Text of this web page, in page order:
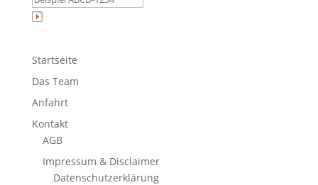
Startseite
Das Team
Anfahrt
Kontakt
AGB
Impressum & Disclaimer
Datenschutzerklärung